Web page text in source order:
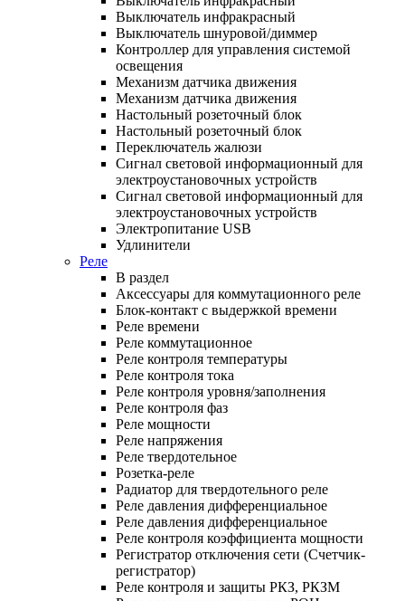
Выключатель инфракрасный
Выключатель шнуровой/диммер
Контроллер для управления системой
освещения
Механизм датчика движения
Механизм датчика движения
Настольный розеточный блок
Настольный розеточный блок
Переключатель жалюзи
Сигнал световой информационный для
электроустановочных устройств
Сигнал световой информационный для
электроустановочных устройств
Электропитание USB
Удлинители
Реле
В раздел
Аксессуары для коммутационного реле
Блок-контакт с выдержкой времени
Реле времени
Реле коммутационное
Реле контроля температуры
Реле контроля тока
Реле контроля уровня/заполнения
Реле контроля фаз
Реле мощности
Реле напряжения
Реле твердотельное
Розетка-реле
Радиатор для твердотельного реле
Реле давления дифференциальное
Реле давления дифференциальное
Реле контроля коэффициента мощности
Регистратор отключения сети (Счетчик-
регистратор)
Реле контроля и защиты РКЗ, РКЗМ